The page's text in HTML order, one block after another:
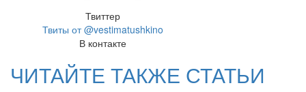
Твиттер
Твиты от @vestimatushkino
В контакте
ЧИТАЙТЕ ТАКЖЕ СТАТЬИ